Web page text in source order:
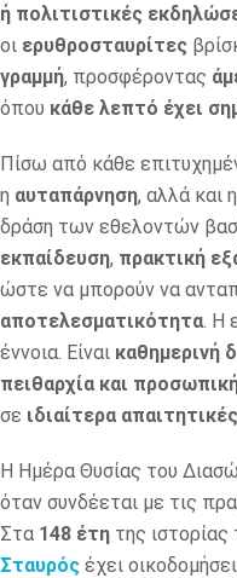
ή πολιτιστικές
οι ερυθροσταυρίτες
γραμμή, προσφέροντας
όπου κάθε λεπτό έχει
Πίσω από κάθε
η αυταπάρνηση, αλλά και η
δράση των εθελοντών
εκπαίδευση, πρακτική
ώστε να μπορούν να
αποτελεσματικότητα. Η
έννοια. Είναι καθημερινή
πειθαρχία και
σε ιδιαίτερα
Η Ημέρα Θυσίας του
όταν συνδέεται με τις
Στα 148 έτη της ιστορίας
Σταυρός έχει